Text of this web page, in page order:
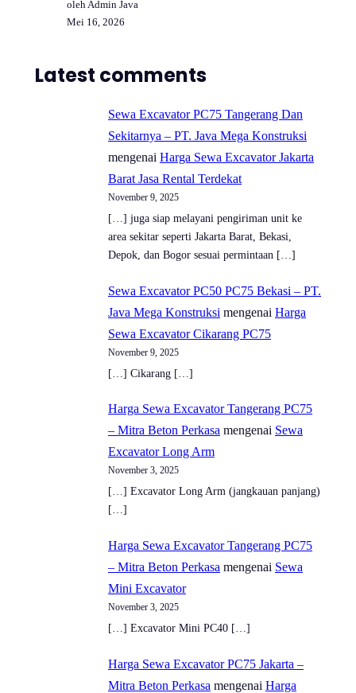
oleh Admin Java
Mei 16, 2026
Latest comments
Sewa Excavator PC75 Tangerang Dan
Sekitarnya – PT. Java Mega Konstruksi
mengenai Harga Sewa Excavator Jakarta
Barat Jasa Rental Terdekat
November 9, 2025
[…] juga siap melayani pengiriman unit ke
area sekitar seperti Jakarta Barat, Bekasi,
Depok, dan Bogor sesuai permintaan […]
Sewa Excavator PC50 PC75 Bekasi – PT.
Java Mega Konstruksi mengenai Harga
Sewa Excavator Cikarang PC75
November 9, 2025
[…] Cikarang […]
Harga Sewa Excavator Tangerang PC75
– Mitra Beton Perkasa mengenai Sewa
Excavator Long Arm
November 3, 2025
[…] Excavator Long Arm (jangkauan panjang)
[…]
Harga Sewa Excavator Tangerang PC75
– Mitra Beton Perkasa mengenai Sewa
Mini Excavator
November 3, 2025
[…] Excavator Mini PC40 […]
Harga Sewa Excavator PC75 Jakarta –
Mitra Beton Perkasa mengenai Harga